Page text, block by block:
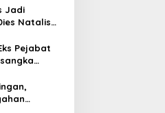
50 Bahlil Lahadalia,
Doakan Partai Semakin
Jadi
Natalis
Pejabat